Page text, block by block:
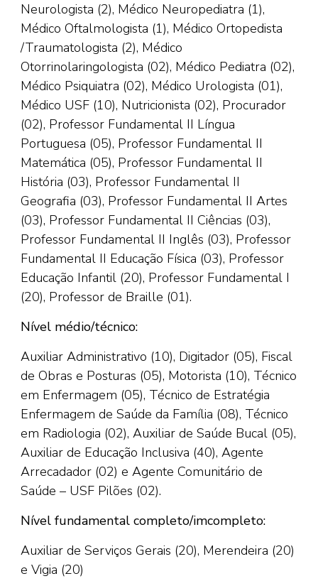
Neurologista (2), Médico Neuropediatra (1),
Médico Oftalmologista (1), Médico Ortopedista
/Traumatologista (2), Médico
Otorrinolaringologista (02), Médico Pediatra (02),
Médico Psiquiatra (02), Médico Urologista (01),
Médico USF (10), Nutricionista (02), Procurador
(02), Professor Fundamental II Língua
Portuguesa (05), Professor Fundamental II
Matemática (05), Professor Fundamental II
História (03), Professor Fundamental II
Geografia (03), Professor Fundamental II Artes
(03), Professor Fundamental II Ciências (03),
Professor Fundamental II Inglês (03), Professor
Fundamental II Educação Física (03), Professor
Educação Infantil (20), Professor Fundamental I
(20), Professor de Braille (01).
Nível médio/técnico:
Auxiliar Administrativo (10), Digitador (05), Fiscal
de Obras e Posturas (05), Motorista (10), Técnico
em Enfermagem (05), Técnico de Estratégia
Enfermagem de Saúde da Família (08), Técnico
em Radiologia (02), Auxiliar de Saúde Bucal (05),
Auxiliar de Educação Inclusiva (40), Agente
Arrecadador (02) e Agente Comunitário de
Saúde – USF Pilões (02).
Nível fundamental completo/imcompleto:
Auxiliar de Serviços Gerais (20), Merendeira (20)
e Vigia (20)